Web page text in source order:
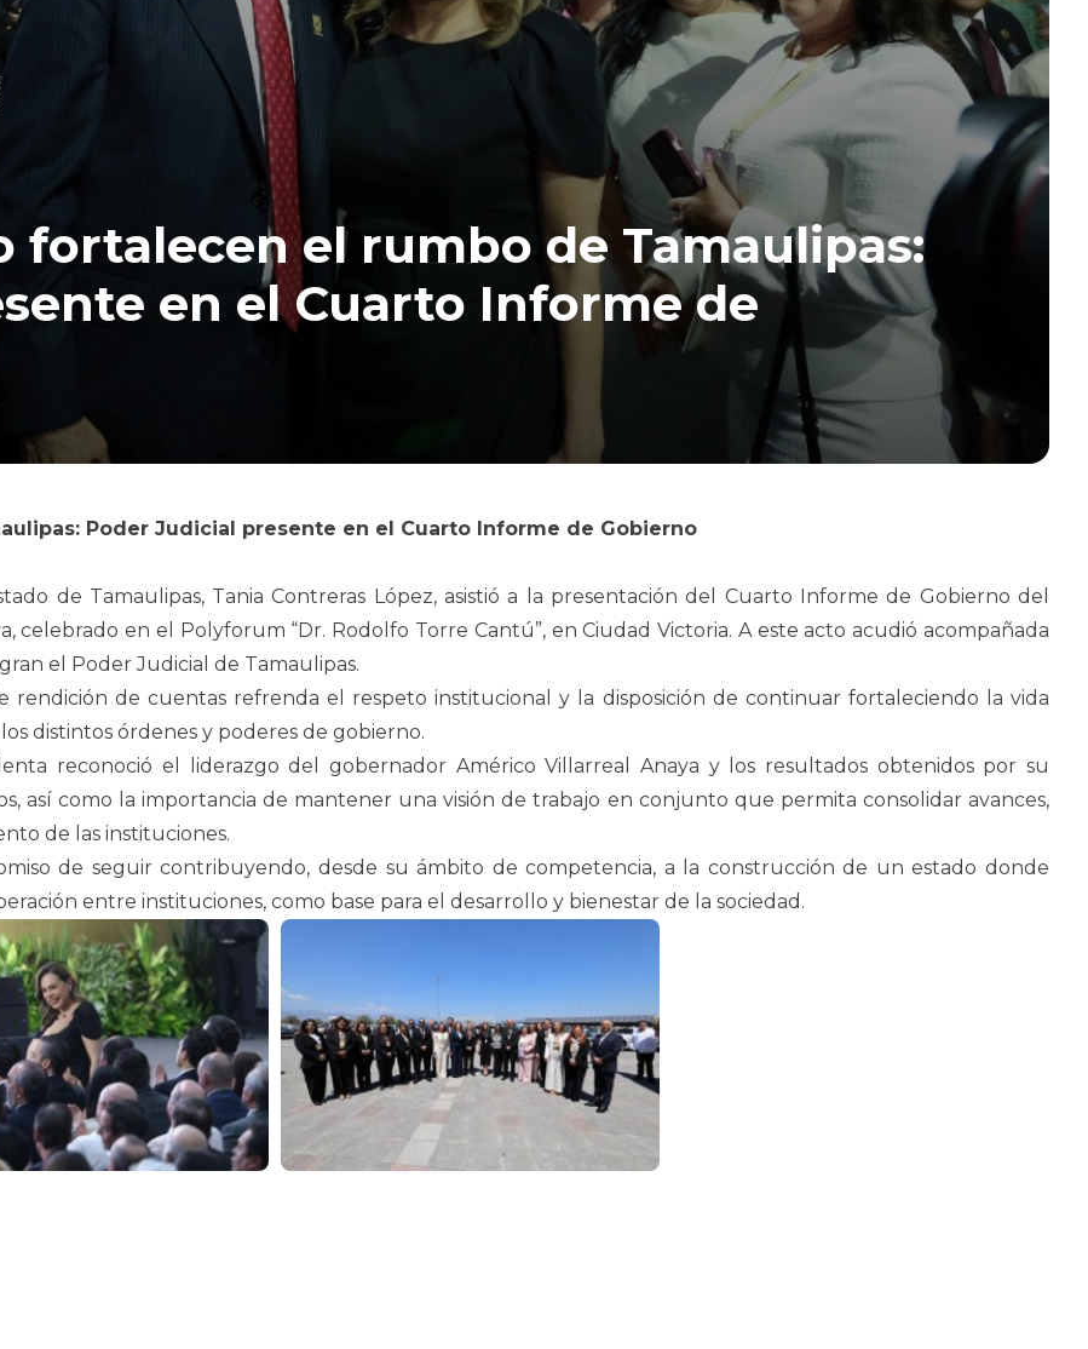
fortalecen el rumbo de Tamaulipas:
en el Cuarto Informe de
Poder Judicial presente en el Cuarto Informe de Gobierno
de Tamaulipas, Tania Contreras López, asistió a la presentación del Cuarto Informe de Gobierno del
celebrado en el Polyforum “Dr. Rodolfo Torre Cantú”, en Ciudad Victoria. A este acto acudió acompañada
el Poder Judicial de Tamaulipas.
rendición de cuentas refrenda el respeto institucional y la disposición de continuar fortaleciendo la vida
distintos órdenes y poderes de gobierno.
reconoció el liderazgo del gobernador Américo Villarreal Anaya y los resultados obtenidos por su
así como la importancia de mantener una visión de trabajo en conjunto que permita consolidar avances,
de las instituciones.
de seguir contribuyendo, desde su ámbito de competencia, a la construcción de un estado donde
entre instituciones, como base para el desarrollo y bienestar de la sociedad.